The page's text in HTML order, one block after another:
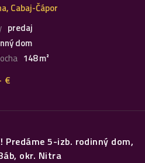
Cabaj-Čápor
predaj
dom
148 m²
€
Predáme 5-izb. rodinný dom,
okr. Nitra